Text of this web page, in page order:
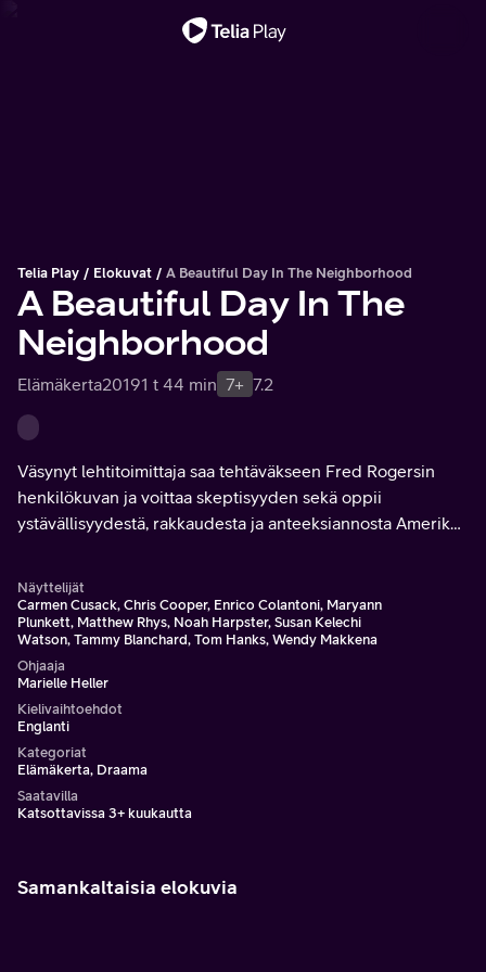
Telia Play Elokuvat A Beautiful Day In The Neighborhood
A Beautiful Day In The
Neighborhood
Elämäkerta20191 t 44 min 7+ 7.2
Väsynyt lehtitoimittaja saa tehtäväkseen Fred Rogersin
henkilökuvan ja voittaa skeptisyyden sekä oppii
ystävällisyydestä, rakkaudesta ja anteeksiannosta Amerikan
Näyttelijät
Carmen Cusack, Chris Cooper, Enrico Colantoni, Maryann
Plunkett, Matthew Rhys, Noah Harpster, Susan Kelechi
Watson, Tammy Blanchard, Tom Hanks, Wendy Makkena
Ohjaaja
Marielle Heller
Kielivaihtoehdot
Englanti
Kategoriat
Elämäkerta, Draama
Saatavilla
Katsottavissa 3+ kuukautta
Samankaltaisia elokuvia